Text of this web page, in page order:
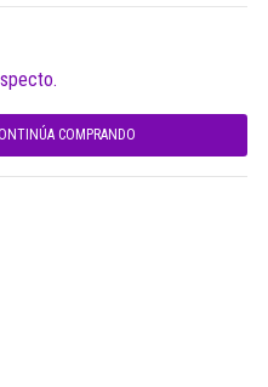
COMPRANDO